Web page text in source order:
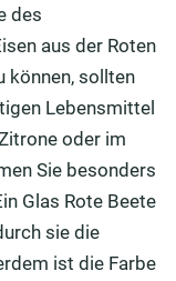
des
aus der Roten
können, sollten
Lebensmittel
oder im
Sie besonders
Glas Rote Beete
sie die
ist die Farbe